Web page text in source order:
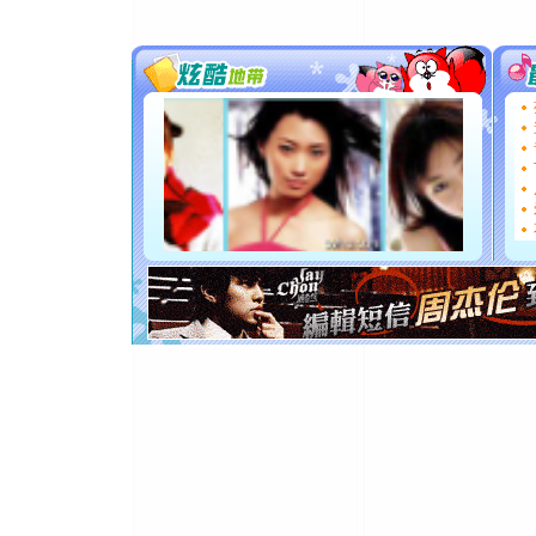
送你一棵
[圣诞节]
你太多，
要平安
[圣诞节]
能正大
都要快乐
[圣诞节]
如意,快
[元旦]看
断电。爱
你是我专
[元旦]如